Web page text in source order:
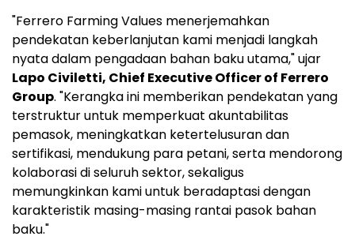
"Ferrero Farming Values menerjemahkan
pendekatan keberlanjutan kami menjadi langkah
nyata dalam pengadaan bahan baku utama," ujar
Lapo Civiletti, Chief Executive Officer of Ferrero
Group. "Kerangka ini memberikan pendekatan yang
terstruktur untuk memperkuat akuntabilitas
pemasok, meningkatkan ketertelusuran dan
sertifikasi, mendukung para petani, serta mendorong
kolaborasi di seluruh sektor, sekaligus
memungkinkan kami untuk beradaptasi dengan
karakteristik masing-masing rantai pasok bahan
baku."